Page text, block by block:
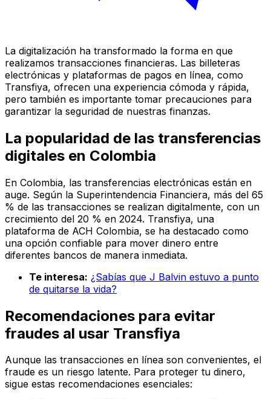
La digitalización ha transformado la forma en que
realizamos transacciones financieras. Las billeteras
electrónicas y plataformas de pagos en línea, como
Transfiya, ofrecen una experiencia cómoda y rápida,
pero también es importante tomar precauciones para
garantizar la seguridad de nuestras finanzas.
La popularidad de las transferencias
digitales en Colombia
En Colombia, las transferencias electrónicas están en
auge. Según la Superintendencia Financiera, más del 65
% de las transacciones se realizan digitalmente, con un
crecimiento del 20 % en 2024. Transfiya, una
plataforma de ACH Colombia, se ha destacado como
una opción confiable para mover dinero entre
diferentes bancos de manera inmediata.
Te interesa: ¿Sabías que J Balvin estuvo a punto
de quitarse la vida?
Recomendaciones para evitar
fraudes al usar Transfiya
Aunque las transacciones en línea son convenientes, el
fraude es un riesgo latente. Para proteger tu dinero,
sigue estas recomendaciones esenciales: